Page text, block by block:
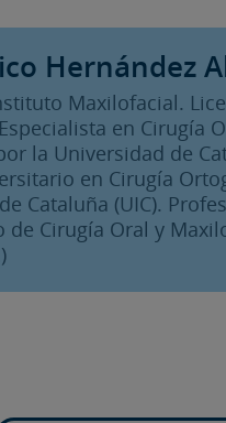
Hernández
Maxilofacial.
en Cirugía
la Universidad de
en Cirugía
Cataluña (UIC).
de Cirugía Oral y